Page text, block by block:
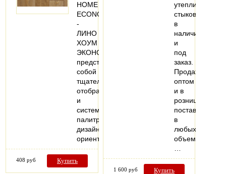
HOME
ECONOM
-
ЛИНО
ХОУМ
ЭКОНОМ
представляет
собой
тщательно
отобранную
и
систематизированную
палитру
дизайнов,
ориентированную…
408 руб Купить
утеплитель
стыков
в
наличии
и
под
заказ.
Продажа
оптом
и в
розницу,
поставки
в
любых
объемах.
…
1 600 руб Купить